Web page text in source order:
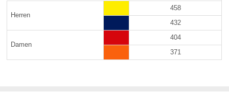
Herren
458
432
Damen
404
371